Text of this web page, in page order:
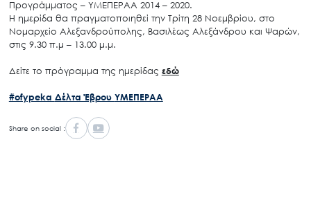
Προγράμματος – ΥΜΕΠΕΡΑΑ 2014 – 2020.
Η ημερίδα θα πραγματοποιηθεί την Τρίτη 28 Νοεμβρίου, στο
Νομαρχείο Αλεξανδρούπολης, Βασιλέως Αλεξάνδρου και Ψαρών,
στις 9.30 π.μ – 13.00 μ.μ.
Δείτε το πρόγραμμα της ημερίδας εδώ
#ofypeka Δέλτα Έβρου ΥΜΕΠΕΡΑΑ
Share on social :